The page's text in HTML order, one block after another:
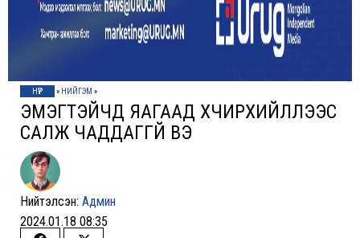
НҮҮР » НИЙГЭМ »
ЭМЭГТЭЙЧҮҮД ЯАГААД ХҮЧИРХИЙЛЛЭЭС
САЛЖ ЧАДДАГГҮЙ ВЭ
Нийтэлсэн: Админ
2024.01.18 08:35